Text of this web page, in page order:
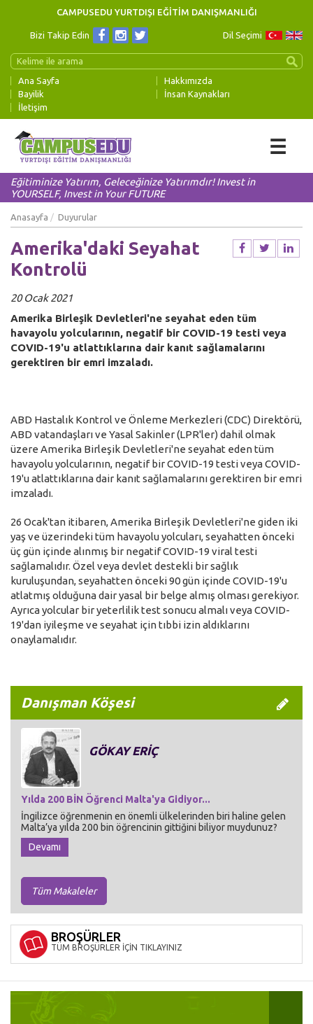
CAMPUSEDU YURTDIŞI EĞİTİM DANIŞMANLIĞI
Dil Seçimi
Bizi Takip Edin
Ana Sayfa
Hakkımızda
Bayilik
İnsan Kaynakları
İletişim
☰
Eğitiminize Yatırım, Geleceğinize Yatırımdır! Invest in
YOURSELF, Invest in Your FUTURE
Anasayfa Duyurular
Amerika'daki Seyahat
Kontrolü
20 Ocak 2021
Amerika Birleşik Devletleri'ne seyahat eden tüm
havayolu yolcularının, negatif bir COVID-19 testi veya
COVID-19'u atlattıklarına dair kanıt sağlamalarını
gerektiren bir emri imzaladı.
ABD Hastalık Kontrol ve Önleme Merkezleri (CDC) Direktörü,
ABD vatandaşları ve Yasal Sakinler (LPR'ler) dahil olmak
üzere Amerika Birleşik Devletleri'ne seyahat eden tüm
havayolu yolcularının, negatif bir COVID-19 testi veya COVID-
19'u atlattıklarına dair kanıt sağlamalarını gerektiren bir emri
imzaladı.
26 Ocak'tan itibaren, Amerika Birleşik Devletleri'ne giden iki
yaş ve üzerindeki tüm havayolu yolcuları, seyahatten önceki
üç gün içinde alınmış bir negatif COVID-19 viral testi
sağlamalıdır. Özel veya devlet destekli bir sağlık
kuruluşundan, seyahatten önceki 90 gün içinde COVID-19'u
atlatmış olduğuna dair yasal bir belge almış olması gerekiyor.
Ayrıca yolcular bir yeterlilik test sonucu almalı veya COVID-
19'dan iyileşme ve seyahat için tıbbi izin aldıklarını
onaylamalıdır.
Danışman Köşesi
GÖKAY ERİÇ
Yılda 200 BİN Öğrenci Malta'ya Gidiyor...
İngilizce öğrenmenin en önemli ülkelerinden biri haline gelen
Malta’ya yılda 200 bin öğrencinin gittiğini biliyor muydunuz?
Devamı
Tüm Makaleler
BROŞÜRLER
TÜM BROŞÜRLER İÇİN TIKLAYINIZ